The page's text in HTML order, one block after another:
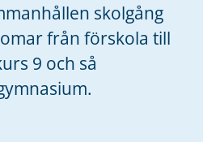
skolgång
från förskola till
9 och så